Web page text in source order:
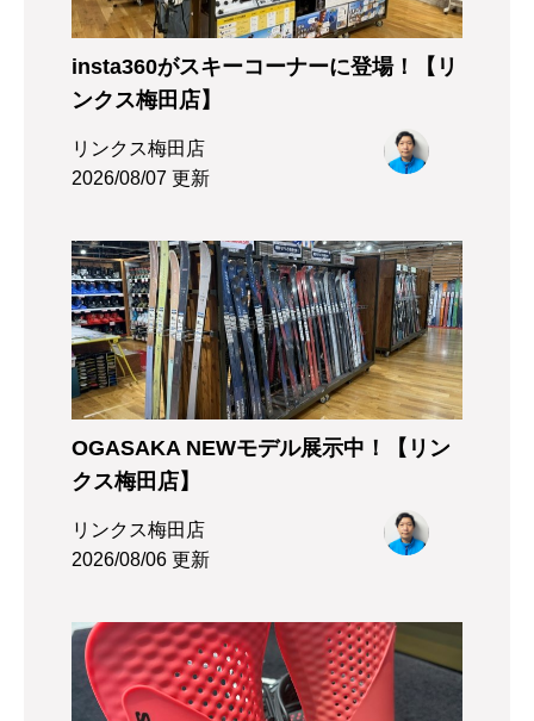
insta360がスキーコーナーに登場！【リ
ンクス梅田店】
リンクス梅田店
2026/08/07 更新
OGASAKA NEWモデル展示中！【リン
クス梅田店】
リンクス梅田店
2026/08/06 更新